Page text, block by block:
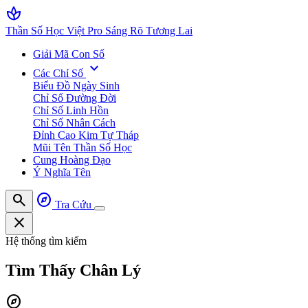
spa
Thần Số Học Việt Pro Sáng Rõ Tương Lai
Giải Mã Con Số
Các Chỉ Số expand_more
Biểu Đồ Ngày Sinh
Chỉ Số Đường Đời
Chỉ Số Linh Hồn
Chỉ Số Nhân Cách
Đỉnh Cao Kim Tự Tháp
Mũi Tên Thần Số Học
Cung Hoàng Đạo
Ý Nghĩa Tên
search explore Tra Cứu
close
Hệ thống tìm kiếm
Tìm Thấy Chân Lý
explore